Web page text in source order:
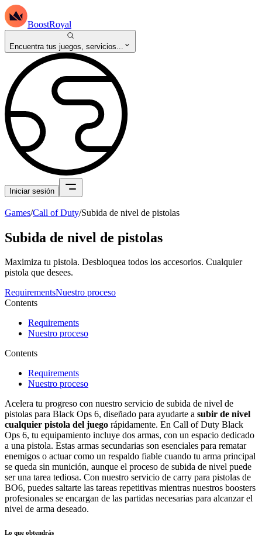
BoostRoyal
Encuentra tus juegos, servicios...
Iniciar sesión
Games/Call of Duty/Subida de nivel de pistolas
Subida de nivel de pistolas
Maximiza tu pistola. Desbloquea todos los accesorios. Cualquier
pistola que desees.
RequirementsNuestro proceso
Contents
Requirements
Nuestro proceso
Contents
Requirements
Nuestro proceso
Acelera tu progreso con nuestro servicio de subida de nivel de
pistolas para Black Ops 6, diseñado para ayudarte a subir de nivel
cualquier pistola del juego rápidamente. En Call of Duty Black
Ops 6, tu equipamiento incluye dos armas, con un espacio dedicado
a una pistola. Estas armas secundarias son esenciales para rematar
enemigos o actuar como un respaldo fiable cuando tu arma principal
se queda sin munición, aunque el proceso de subida de nivel puede
ser una tarea tediosa. Con nuestro servicio de carry para pistolas de
BO6, puedes saltarte las tareas repetitivas mientras nuestros boosters
profesionales se encargan de las partidas necesarias para alcanzar el
nivel de arma deseado.
Lo que obtendrás